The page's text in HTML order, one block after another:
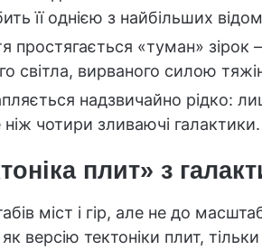
її однією з найбільших
простягається «туман» зірок
світла, вирваного силою
надзвичайно рідко:
чотири зливаючі галактики.
плит» з
міст і гір, але не до
версію тектоніки плит,